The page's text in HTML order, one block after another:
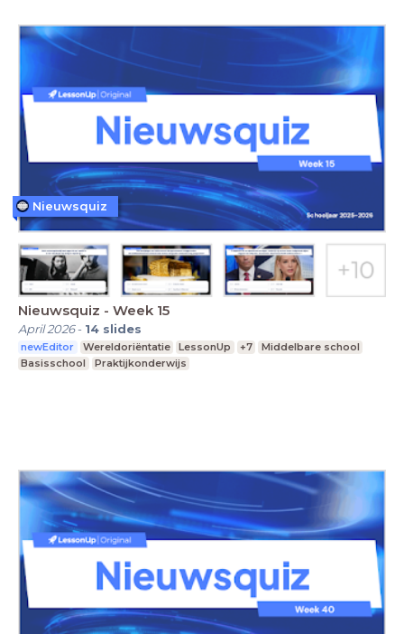
Nieuwsquiz - Week 15
April 2026- 14 slides
newEditor Wereldoriëntatie LessonUp +7
Middelbare school
Basisschool
Praktijkonderwijs
Nieuwsquiz